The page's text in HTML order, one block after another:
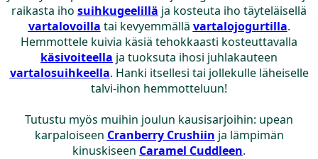
raikasta iho suihkugeelillä ja kosteuta iho täyteläisellä
vartalovoilla tai kevyemmällä vartalojogurtilla.
Hemmottele kuivia käsiä tehokkaasti kosteuttavalla
käsivoiteella ja tuoksuta ihosi juhlakauteen
vartalosuihkeella. Hanki itsellesi tai jollekulle läheiselle
talvi-ihon hemmotteluun!
Tutustu myös muihin joulun kausisarjoihin: upean
karpaloiseen Cranberry Crushiin ja lämpimän
kinuskiseen Caramel Cuddleen.